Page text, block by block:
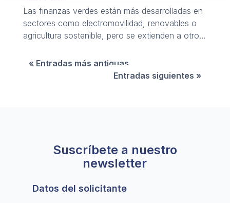
Las finanzas verdes están más desarrolladas en
sectores como electromovilidad, renovables o
agricultura sostenible, pero se extienden a otros
« Entradas más antiguas
Entradas siguientes »
Suscríbete a nuestro
newsletter
Datos del solicitante